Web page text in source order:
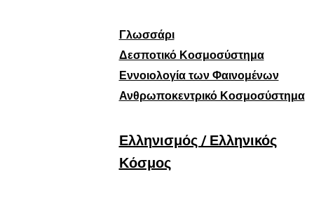
Γλωσσάρι
Δεσποτικό Κοσμοσύστημα
Εννοιολογία των Φαινομένων
Ανθρωποκεντρικό Κοσμοσύστημα
Ελληνισμός / Ελληνικός
Κόσμος